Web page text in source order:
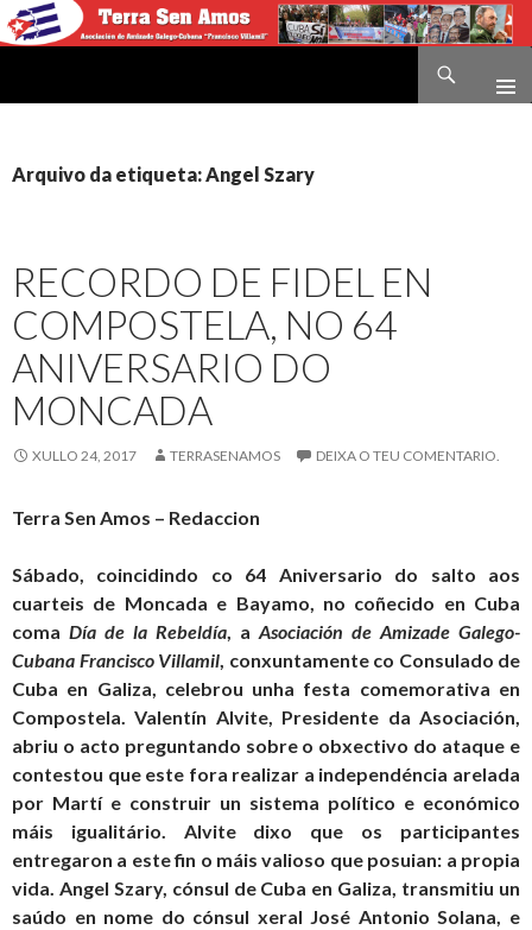
Arquivo da etiqueta: Angel Szary
RECORDO DE FIDEL EN
COMPOSTELA, NO 64
ANIVERSARIO DO
MONCADA
XULLO 24, 2017 TERRASENAMOS DEIXA O TEU COMENTARIO.
Terra Sen Amos – Redaccion
Sábado, coincidindo co 64 Aniversario do salto aos
cuarteis de Moncada e Bayamo, no coñecido en Cuba
coma Día de la Rebeldía, a Asociación de Amizade Galego-
Cubana Francisco Villamil, conxuntamente co Consulado de
Cuba en Galiza, celebrou unha festa comemorativa en
Compostela. Valentín Alvite, Presidente da Asociación,
abriu o acto preguntando sobre o obxectivo do ataque e
contestou que este fora realizar a independéncia arelada
por Martí e construir un sistema político e económico
máis igualitário. Alvite dixo que os participantes
entregaron a este fin o máis valioso que posuian: a propia
vida. Angel Szary, cónsul de Cuba en Galiza, transmitiu un
saúdo en nome do cónsul xeral José Antonio Solana, e